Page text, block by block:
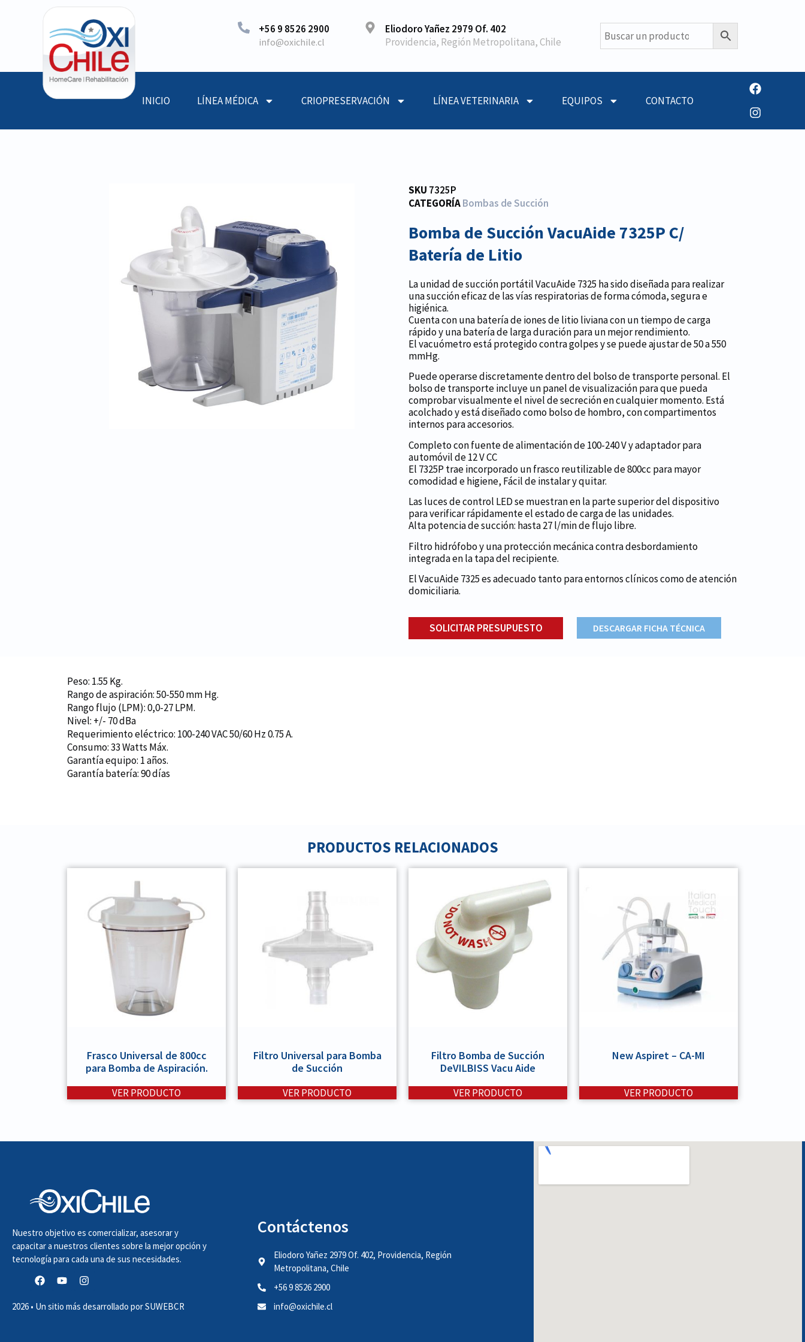
+56 9 8526 2900
info@oxichile.cl
Eliodoro Yañez 2979 Of. 402
Providencia, Región Metropolitana, Chile
INICIO LÍNEA MÉDICA CRIOPRESERVACIÓN LÍNEA VETERINARIA EQUIPOS CONTACTO
SKU 7325P
CATEGORÍABombas de Succión
Bomba de Succión VacuAide 7325P C/
Batería de Litio
La unidad de succión portátil VacuAide 7325 ha sido diseñada para realizar
una succión eficaz de las vías respiratorias de forma cómoda, segura e
higiénica.
Cuenta con una batería de iones de litio liviana con un tiempo de carga
rápido y una batería de larga duración para un mejor rendimiento.
El vacuómetro está protegido contra golpes y se puede ajustar de 50 a 550
mmHg.
Puede operarse discretamente dentro del bolso de transporte personal. El
bolso de transporte incluye un panel de visualización para que pueda
comprobar visualmente el nivel de secreción en cualquier momento. Está
acolchado y está diseñado como bolso de hombro, con compartimentos
internos para accesorios.
Completo con fuente de alimentación de 100-240 V y adaptador para
automóvil de 12 V CC
El 7325P trae incorporado un frasco reutilizable de 800cc para mayor
comodidad e higiene, Fácil de instalar y quitar.
Las luces de control LED se muestran en la parte superior del dispositivo
para verificar rápidamente el estado de carga de las unidades.
Alta potencia de succión: hasta 27 l/min de flujo libre.
Filtro hidrófobo y una protección mecánica contra desbordamiento
integrada en la tapa del recipiente.
El VacuAide 7325 es adecuado tanto para entornos clínicos como de atención
domiciliaria.
SOLICITAR PRESUPUESTO DESCARGAR FICHA TÉCNICA
Peso: 1.55 Kg.
Rango de aspiración: 50-550 mm Hg.
Rango flujo (LPM): 0,0-27 LPM.
Nivel: +/- 70 dBa
Requerimiento eléctrico: 100-240 VAC 50/60 Hz 0.75 A.
Consumo: 33 Watts Máx.
Garantía equipo: 1 años.
Garantía batería: 90 días
PRODUCTOS RELACIONADOS
Frasco Universal de 800cc
para Bomba de Aspiración.
VER PRODUCTO
Filtro Universal para Bomba
de Succión
VER PRODUCTO
Filtro Bomba de Succión
DeVILBISS Vacu Aide
VER PRODUCTO
New Aspiret – CA-MI
VER PRODUCTO
Nuestro objetivo es comercializar, asesorar y
capacitar a nuestros clientes sobre la mejor opción y
tecnología para cada una de sus necesidades.
2026 • Un sitio más desarrollado porSUWEBCR
Contáctenos
Eliodoro Yañez 2979 Of. 402, Providencia, Región
Metropolitana, Chile
+56 9 8526 2900
info@oxichile.cl